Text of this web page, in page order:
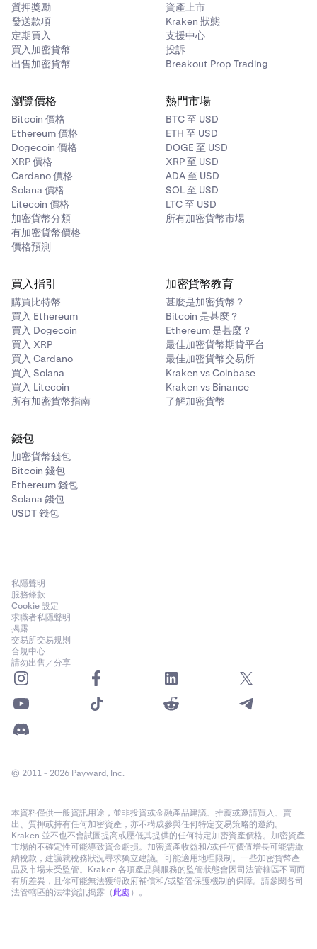
質押獎勵
發送款項
定期買入
買入加密貨幣
出售加密貨幣
資產上市
Kraken 狀態
支援中心
投訴
Breakout Prop Trading
瀏覽價格
Bitcoin 價格
Ethereum 價格
Dogecoin 價格
XRP 價格
Cardano 價格
Solana 價格
Litecoin 價格
加密貨幣分類
有加密貨幣價格
價格預測
熱門市場
BTC 至 USD
ETH 至 USD
DOGE 至 USD
XRP 至 USD
ADA 至 USD
SOL 至 USD
LTC 至 USD
所有加密貨幣市場
買入指引
購買比特幣
買入 Ethereum
買入 Dogecoin
買入 XRP
買入 Cardano
買入 Solana
買入 Litecoin
所有加密貨幣指南
加密貨幣教育
甚麼是加密貨幣？
Bitcoin 是甚麼？
Ethereum 是甚麼？
最佳加密貨幣期貨平台
最佳加密貨幣交易所
Kraken vs Coinbase
Kraken vs Binance
了解加密貨幣
錢包
加密貨幣錢包
Bitcoin 錢包
Ethereum 錢包
Solana 錢包
USDT 錢包
私隱聲明
服務條款
Cookie 設定
求職者私隱聲明
揭露
交易所交易規則
合規中心
請勿出售／分享
© 2011 - 2026 Payward, Inc.
本資料僅供一般資訊用途，並非投資或金融產品建議、推薦或邀請買入、賣
出、質押或持有任何加密資產，亦不構成參與任何特定交易策略的邀約。
Kraken 並不也不會試圖提高或壓低其提供的任何特定加密資產價格。加密資產
市場的不確定性可能導致資金虧損。加密資產收益和/或任何價值增長可能需繳
納稅款，建議就稅務狀況尋求獨立建議。可能適用地理限制。一些加密貨幣產
品及市場未受監管。Kraken 各項產品與服務的監管狀態會因司法管轄區不同而
有所差異，且你可能無法獲得政府補償和/或監管保護機制的保障。請參閱各司
法管轄區的法律資訊揭露（此處）。